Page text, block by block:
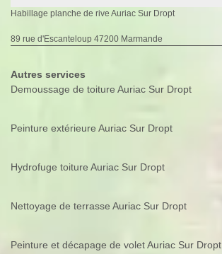
Habillage planche de rive Auriac Sur Dropt
89 rue d'Escanteloup 47200 Marmande
Autres services
Demoussage de toiture Auriac Sur Dropt
Peinture extérieure Auriac Sur Dropt
Hydrofuge toiture Auriac Sur Dropt
Nettoyage de terrasse Auriac Sur Dropt
Peinture et décapage de volet Auriac Sur Dropt